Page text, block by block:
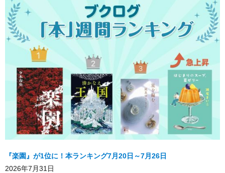
『楽園』が1位に！本ランキング7月20日～7月26日
2026年7月31日